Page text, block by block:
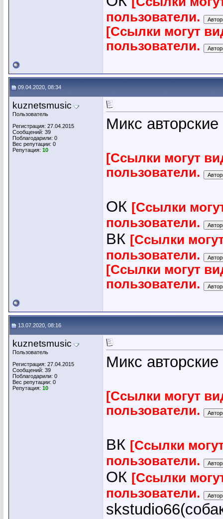
пользователи.
[Ссылки могут
пользователи.
09.04.2020, 08:34
kuznetsmusic
Пользователь
Регистрация: 27.04.2015
Сообщений: 39
Поблагодарили: 0
Вес репутации: 0
Репутация: 10
Микс
[Ссылки могут
пользователи.
ОК [Ссылки
пользователи.
ВК [Ссылки
пользователи.
[Ссылки могут
пользователи.
13.07.2020, 08:16
kuznetsmusic
Пользователь
Регистрация: 27.04.2015
Сообщений: 39
Поблагодарили: 0
Вес репутации: 0
Репутация: 10
Микс
[Ссылки могут
пользователи.
ВК [Ссылки
пользователи.
ОК [Ссылки
пользователи.